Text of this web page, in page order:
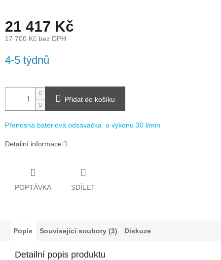
21 417 Kč
17 700 Kč bez DPH
cena:
4-5 týdnů
Přidat do košíku
Přenosná bateriová odsávačka o výkonu 30 l/min
Detailní informace
POPTÁVKA SDÍLET
Popis Související soubory (3) Diskuze
Detailní popis produktu